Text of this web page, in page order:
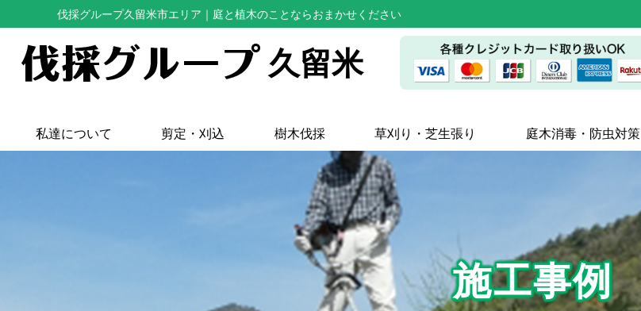
伐採グループ久留米市エリア ｜庭と植木のことならおまかせください
久留米
私達について 剪定・刈込 樹木伐採 草刈り・芝生張り 庭木消毒・防虫対策
施工事例